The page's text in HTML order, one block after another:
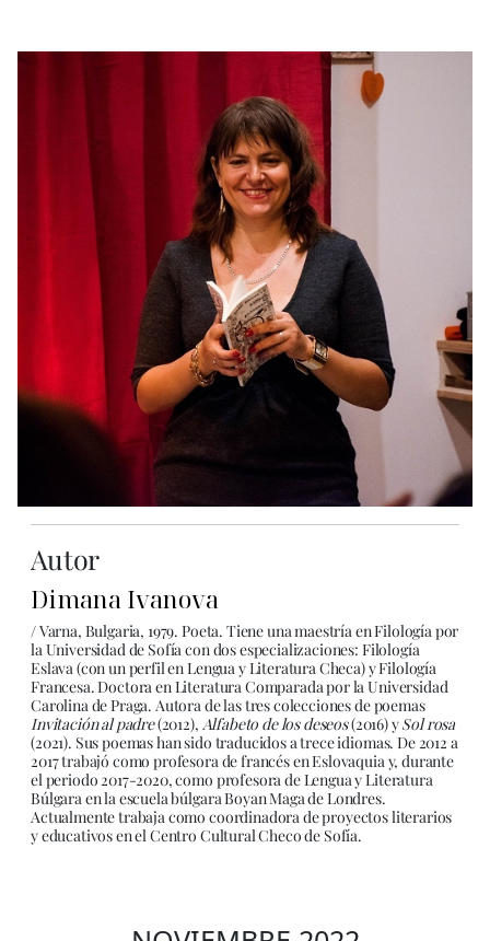
Autor
Dimana Ivanova
/ Varna, Bulgaria, 1979. Poeta. Tiene una maestría en Filología por
la Universidad de Sofía con dos especializaciones: Filología
Eslava (con un perfil en Lengua y Literatura Checa) y Filología
Francesa. Doctora en Literatura Comparada por la Universidad
Carolina de Praga. Autora de las tres colecciones de poemas
Invitación al padre(2012), Alfabeto de los deseos(2016) ySol rosa
(2021). Sus poemas han sido traducidos a trece idiomas. De 2012 a
2017 trabajó como profesora de francés en Eslovaquia y, durante
el periodo 2017-2020, como profesora de Lengua y Literatura
Búlgara en la escuela búlgara Boyan Maga de Londres.
Actualmente trabaja como coordinadora de proyectos literarios
y educativos en el Centro Cultural Checo de Sofía.